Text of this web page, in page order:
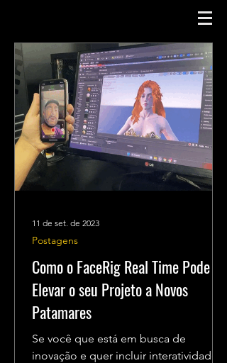
Como o FaceRig Real Time Pode
Elevar o seu Projeto a Novos
Patamares
Se você que está em busca de
inovação e quer incluir interatividade
Postagens
11 de set. de 2023